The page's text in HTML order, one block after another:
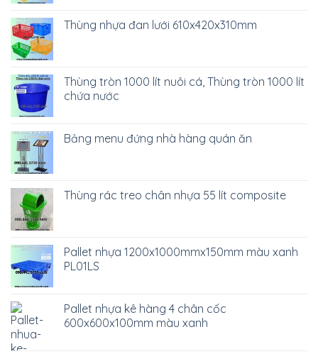
Thùng nhựa đan lưới 610x420x310mm
Thùng tròn 1000 lít nuôi cá, Thùng tròn 1000 lít
chứa nước
Bảng menu đứng nhà hàng quán ăn
Thùng rác treo chân nhựa 55 lít composite
Pallet nhựa 1200x1000mmx150mm màu xanh
PL01LS
Pallet nhựa kê hàng 4 chân cốc
600x600x100mm màu xanh